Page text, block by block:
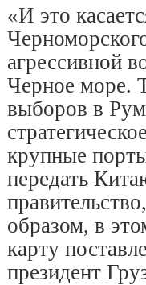
«И это
агрессивной
Черное море.
выборов в
крупные
передать
образом, в
карту
президент